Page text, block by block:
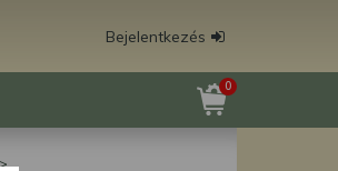
Bejelentkezés
0